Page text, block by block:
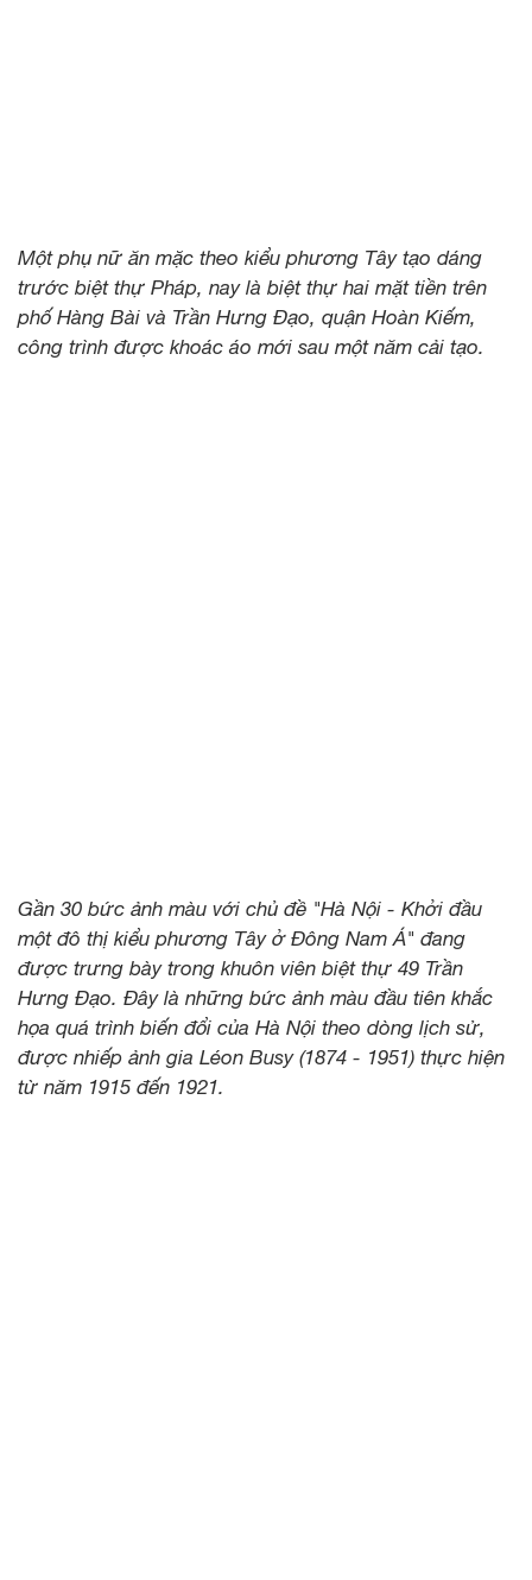
Một phụ nữ ăn mặc theo kiểu phương Tây tạo dáng
trước biệt thự Pháp, nay là biệt thự hai mặt tiền trên
phố Hàng Bài và Trần Hưng Đạo, quận Hoàn Kiếm,
công trình được khoác áo mới sau một năm cải tạo.
Gần 30 bức ảnh màu với chủ đề "Hà Nội - Khởi đầu
một đô thị kiểu phương Tây ở Đông Nam Á" đang
được trưng bày trong khuôn viên biệt thự 49 Trần
Hưng Đạo. Đây là những bức ảnh màu đầu tiên khắc
họa quá trình biến đổi của Hà Nội theo dòng lịch sử,
được nhiếp ảnh gia Léon Busy (1874 - 1951) thực hiện
từ năm 1915 đến 1921.